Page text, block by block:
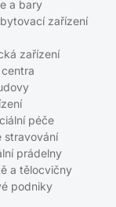
a bary
zařízení
zařízení
péče
stravování
prádelny
a tělocvičny
podniky